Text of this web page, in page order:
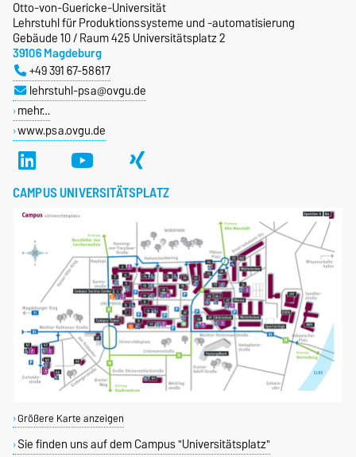
Otto-von-Guericke-Universität
Lehrstuhl für Produktionssysteme und -automatisierung
Gebäude 10 / Raum 425 Universitätsplatz 2
39106 Magdeburg
+49 391 67-58617
lehrstuhl-psa@ovgu.de
mehr…
www.psa.ovgu.de
CAMPUS UNIVERSITÄTSPLATZ
Größere Karte anzeigen
Sie finden uns auf dem Campus "Universitätsplatz"